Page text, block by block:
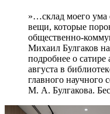
»…склад моего ума
вещи, которые
общественно-
Михаил Булгаков
подробнее о
августа в
главного научного
М. А. Булгакова.